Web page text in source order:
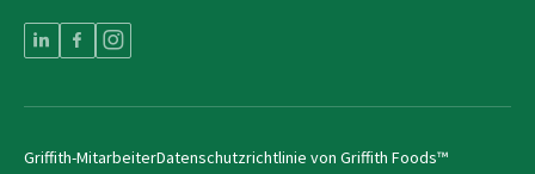
Griffith-MitarbeiterDatenschutzrichtlinie von Griffith Foods™